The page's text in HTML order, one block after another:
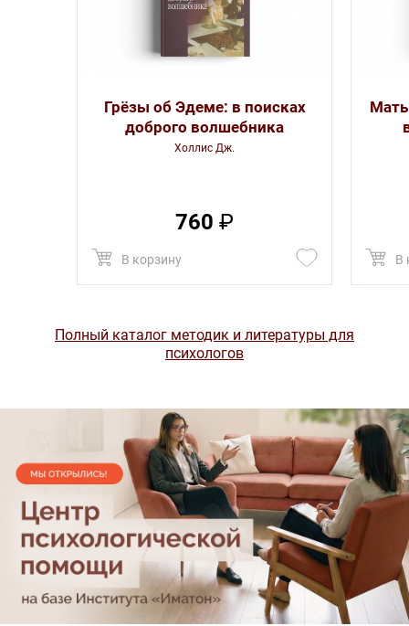
Грёзы об Эдеме: в поисках
доброго волшебника
Холлис Дж.
760 ₽
В корзину В
Полный каталог методик и литературы для
психологов